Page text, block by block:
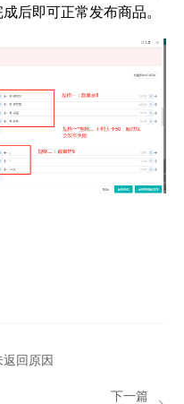
后即可正常发布商品。
回原因
下一篇